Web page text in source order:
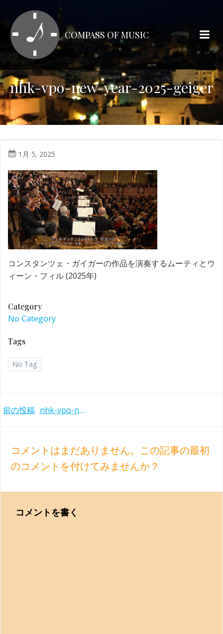
テ
ン
ツ
ス
キ
ッ
プ
COMPASS OF MUSIC
nhk-vpo-new-year-2025-geiger
1月 5, 2025
コンスタンツェ・ガイガーの作品を演奏するムーティとウ
ィーン・フィル (2025年)
Category
No Category
Tags
No Tag
Post
前の投稿 nhk-vpo-new-year-2025-geiger
コメントはまだありません。この記事の最初
のコメントを付けてみませんか？
コメントを書く